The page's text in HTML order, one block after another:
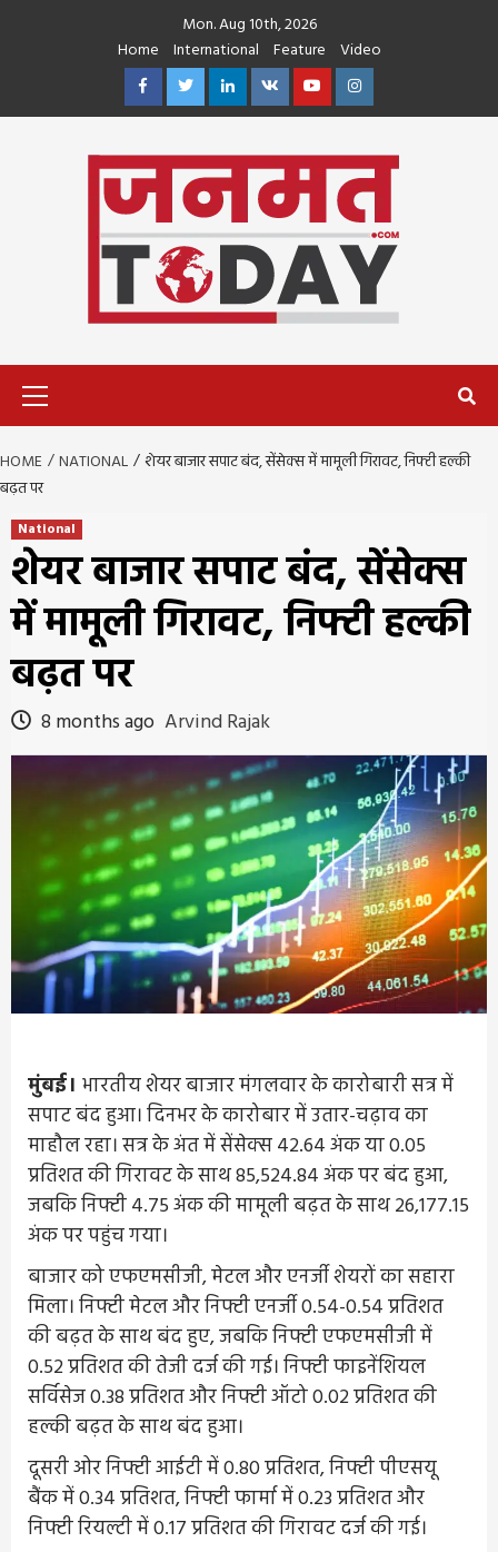
Mon. Aug 10th, 2026
Home
International Feature
Video
FacebookTwitterLinkedin
VK YoutubeInstagram
HOME NATIONAL
शेयर बाजार सपाट बंद, सेंसेक्स में मामूली गिरावट, निफ्टी हल्की
बढ़त पर
National
शेयर बाजार सपाट बंद, सेंसेक्स
में मामूली गिरावट, निफ्टी हल्की
बढ़त पर
8 months ago Arvind Rajak
मुंबई। भारतीय शेयर बाजार मंगलवार के कारोबारी सत्र में
सपाट बंद हुआ। दिनभर के कारोबार में उतार-चढ़ाव का
माहौल रहा। सत्र के अंत में सेंसेक्स 42.64 अंक या 0.05
प्रतिशत की गिरावट के साथ 85,524.84 अंक पर बंद हुआ,
जबकि निफ्टी 4.75 अंक की मामूली बढ़त के साथ 26,177.15
अंक पर पहुंच गया।
बाजार को एफएमसीजी, मेटल और एनर्जी शेयरों का सहारा
मिला। निफ्टी मेटल और निफ्टी एनर्जी 0.54-0.54 प्रतिशत
की बढ़त के साथ बंद हुए, जबकि निफ्टी एफएमसीजी में
0.52 प्रतिशत की तेजी दर्ज की गई। निफ्टी फाइनेंशियल
सर्विसेज 0.38 प्रतिशत और निफ्टी ऑटो 0.02 प्रतिशत की
हल्की बढ़त के साथ बंद हुआ।
दूसरी ओर निफ्टी आईटी में 0.80 प्रतिशत, निफ्टी पीएसयू
बैंक में 0.34 प्रतिशत, निफ्टी फार्मा में 0.23 प्रतिशत और
निफ्टी रियल्टी में 0.17 प्रतिशत की गिरावट दर्ज की गई।